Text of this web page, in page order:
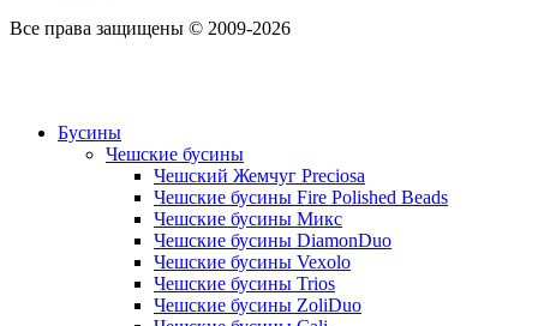
Все права защищены © 2009-2026
Бусины
Чешские бусины
Чешский Жемчуг Preciosa
Чешские бусины Fire Polished Beads
Чешские бусины Микс
Чешские бусины DiamonDuo
Чешские бусины Vexolo
Чешские бусины Trios
Чешские бусины ZoliDuo